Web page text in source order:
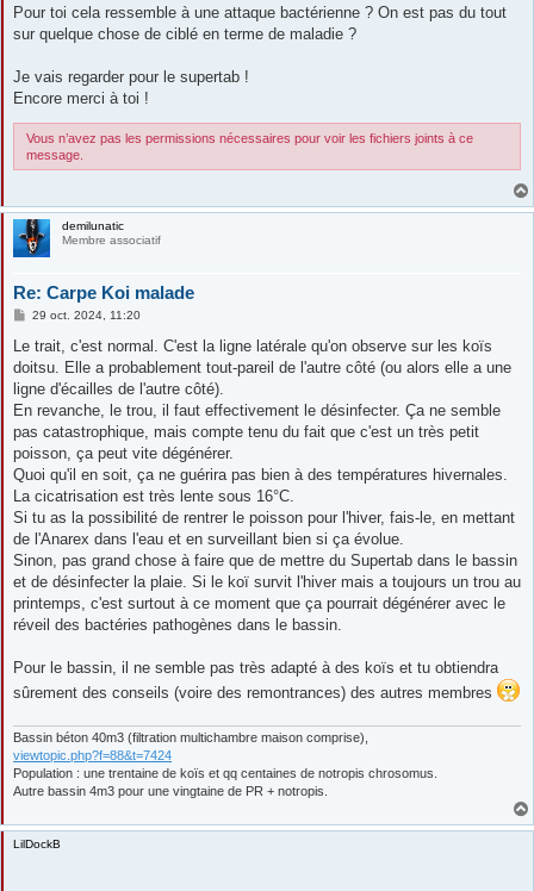
Pour toi cela ressemble à une attaque bactérienne ? On est pas du tout
sur quelque chose de ciblé en terme de maladie ?
Je vais regarder pour le supertab !
Encore merci à toi !
Vous n’avez pas les permissions nécessaires pour voir les fichiers joints à ce
message.
demilunatic
Membre associatif
Re: Carpe Koi malade
M
s
a
g
e
29 oct. 2024, 11:20
Le trait, c'est normal. C'est la ligne latérale qu'on observe sur les koïs
doitsu. Elle a probablement tout-pareil de l'autre côté (ou alors elle a une
ligne d'écailles de l'autre côté).
En revanche, le trou, il faut effectivement le désinfecter. Ça ne semble
pas catastrophique, mais compte tenu du fait que c'est un très petit
poisson, ça peut vite dégénérer.
Quoi qu'il en soit, ça ne guérira pas bien à des températures hivernales.
La cicatrisation est très lente sous 16°C.
Si tu as la possibilité de rentrer le poisson pour l'hiver, fais-le, en mettant
de l'Anarex dans l'eau et en surveillant bien si ça évolue.
Sinon, pas grand chose à faire que de mettre du Supertab dans le bassin
et de désinfecter la plaie. Si le koï survit l'hiver mais a toujours un trou au
printemps, c'est surtout à ce moment que ça pourrait dégénérer avec le
réveil des bactéries pathogènes dans le bassin.
Pour le bassin, il ne semble pas très adapté à des koïs et tu obtiendra
sûrement des conseils (voire des remontrances) des autres membres
Bassin béton 40m3 (filtration multichambre maison comprise),
viewtopic.php?f=88&t=7424
Population : une trentaine de koïs et qq centaines de notropis chrosomus.
Autre bassin 4m3 pour une vingtaine de PR + notropis.
LilDockB